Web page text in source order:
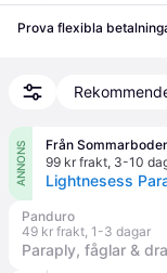
Prova flexibla
ANNONS
Från
99 kr frakt, 3-10
Lightnesess
Panduro
49 kr frakt, 1-3 dagar